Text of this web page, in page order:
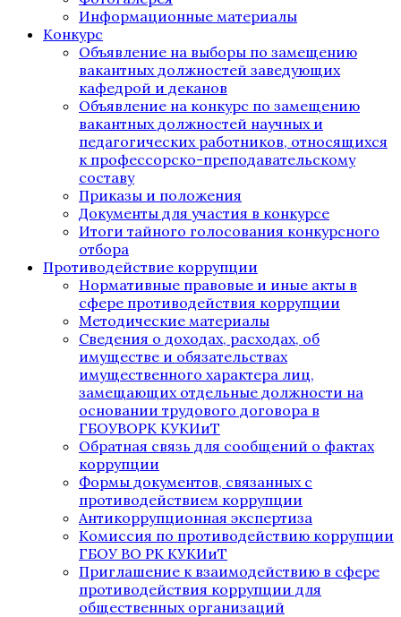
Информационные материалы
Конкурс
Объявление на выборы по замещению
вакантных должностей заведующих
кафедрой и деканов
Объявление на конкурс по замещению
вакантных должностей научных и
педагогических работников, относящихся
к профессорско-преподавательскому
составу
Приказы и положения
Документы для участия в конкурсе
Итоги тайного голосования конкурсного
отбора
Противодействие коррупции
Нормативные правовые и иные акты в
сфере противодействия коррупции
Методические материалы
Сведения о доходах, расходах, об
имуществе и обязательствах
имущественного характера лиц,
замещающих отдельные должности на
основании трудового договора в
ГБОУВОРК КУКИиТ
Обратная связь для сообщений о фактах
коррупции
Формы документов, связанных с
противодействием коррупции
Антикоррупционная экспертиза
Комиссия по противодействию коррупции
ГБОУ ВО РК КУКИиТ
Приглашение к взаимодействию в сфере
противодействия коррупции для
общественных организаций